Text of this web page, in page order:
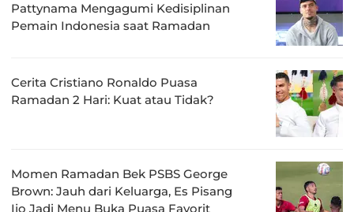
Pattynama Mengagumi Kedisiplinan
Pemain Indonesia saat Ramadan
Cerita Cristiano Ronaldo Puasa
Ramadan 2 Hari: Kuat atau Tidak?
Momen Ramadan Bek PSBS George
Brown: Jauh dari Keluarga, Es Pisang
Ijo Jadi Menu Buka Puasa Favorit